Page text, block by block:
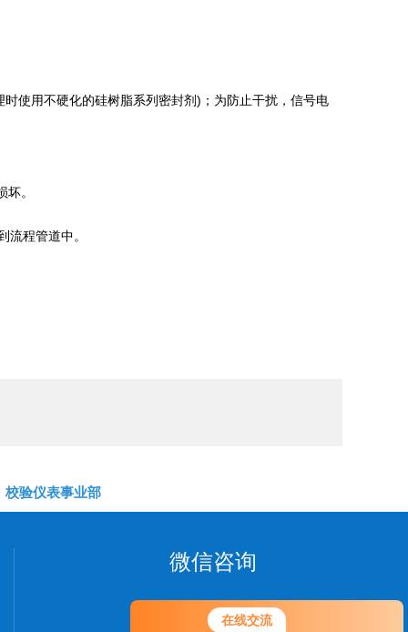
在线交流
使用不硬化的硅树脂系列密封剂)；为防止干扰，信号电
。
程管道中。
校验仪表事业部
微信咨询